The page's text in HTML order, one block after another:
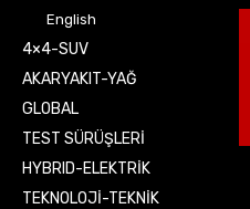
English
4×4-SUV
AKARYAKIT-YAĞ
GLOBAL
TEST SÜRÜŞLERİ
HYBRID-ELEKTRİK
TEKNOLOJİ-TEKNİK